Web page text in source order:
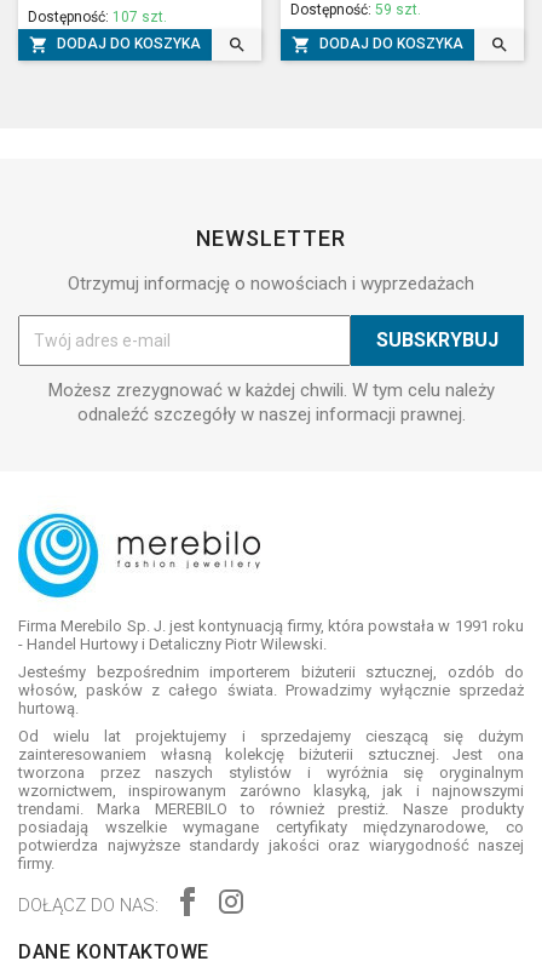
Dostępność: 107 szt.
 DODAJ DO KOSZYKA 
Dostępność: 59 szt.
 DODAJ DO KOSZYKA 
NEWSLETTER
Otrzymuj informację o nowościach i wyprzedażach
Możesz zrezygnować w każdej chwili. W tym celu należy
odnaleźć szczegóły w naszej informacji prawnej.
Firma Merebilo Sp. J. jest kontynuacją firmy, która powstała w 1991 roku
- Handel Hurtowy i Detaliczny Piotr Wilewski.
Jesteśmy bezpośrednim importerem biżuterii sztucznej, ozdób do
włosów, pasków z całego świata. Prowadzimy wyłącznie sprzedaż
hurtową.
Od wielu lat projektujemy i sprzedajemy cieszącą się dużym
zainteresowaniem własną kolekcję biżuterii sztucznej. Jest ona
tworzona przez naszych stylistów i wyróżnia się oryginalnym
wzornictwem, inspirowanym zarówno klasyką, jak i najnowszymi
trendami. Marka MEREBILO to również prestiż. Nasze produkty
posiadają wszelkie wymagane certyfikaty międzynarodowe, co
potwierdza najwyższe standardy jakości oraz wiarygodność naszej
firmy.
DOŁĄCZ DO NAS:
DANE KONTAKTOWE